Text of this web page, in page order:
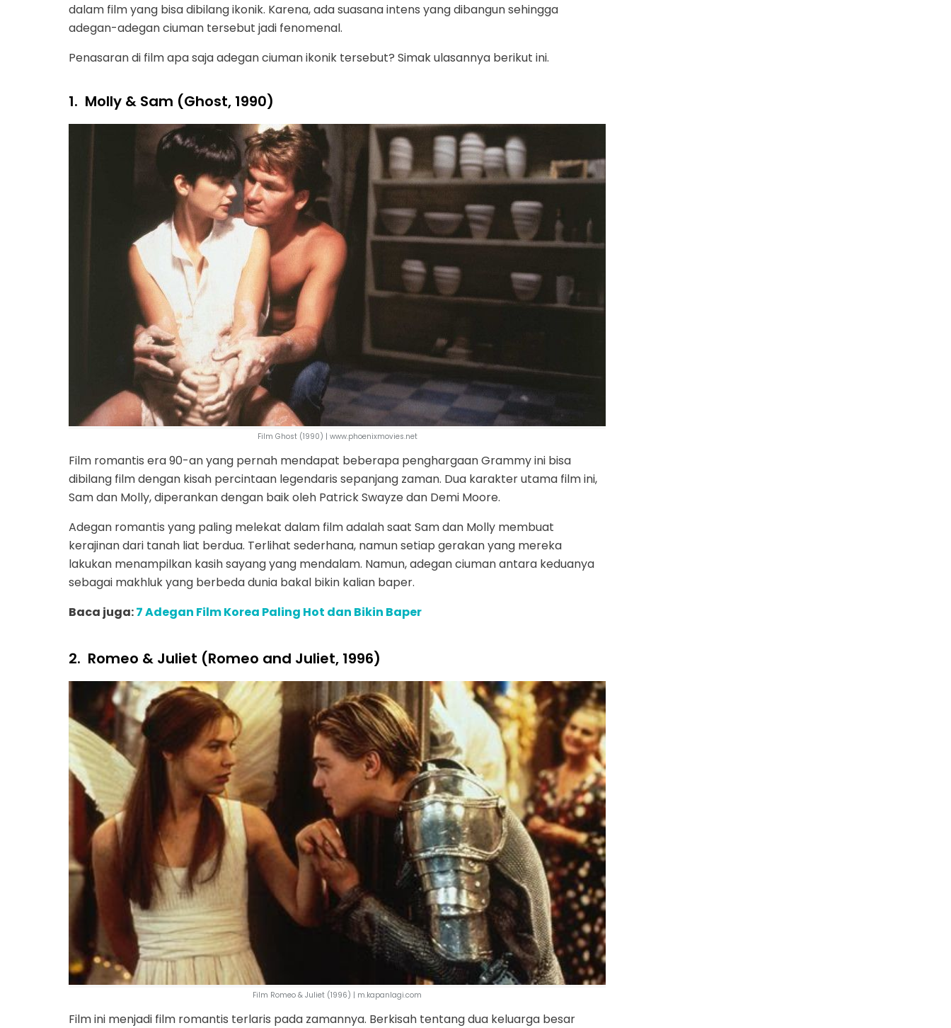
dalam film yang bisa dibilang ikonik. Karena, ada suasana intens yang dibangun sehingga
adegan-adegan ciuman tersebut jadi fenomenal.
Penasaran di film apa saja adegan ciuman ikonik tersebut? Simak ulasannya berikut ini.
1. Molly & Sam (Ghost, 1990)
Film Ghost (1990) | www.phoenixmovies.net
Film romantis era 90-an yang pernah mendapat beberapa penghargaan Grammy ini bisa
dibilang film dengan kisah percintaan legendaris sepanjang zaman. Dua karakter utama film ini,
Sam dan Molly, diperankan dengan baik oleh Patrick Swayze dan Demi Moore.
Adegan romantis yang paling melekat dalam film adalah saat Sam dan Molly membuat
kerajinan dari tanah liat berdua. Terlihat sederhana, namun setiap gerakan yang mereka
lakukan menampilkan kasih sayang yang mendalam. Namun, adegan ciuman antara keduanya
sebagai makhluk yang berbeda dunia bakal bikin kalian baper.
Baca juga:7 Adegan Film Korea Paling Hot dan Bikin Baper
2. Romeo & Juliet (Romeo and Juliet, 1996)
Film Romeo & Juliet (1996) | m.kapanlagi.com
Film ini menjadi film romantis terlaris pada zamannya. Berkisah tentang dua keluarga besar